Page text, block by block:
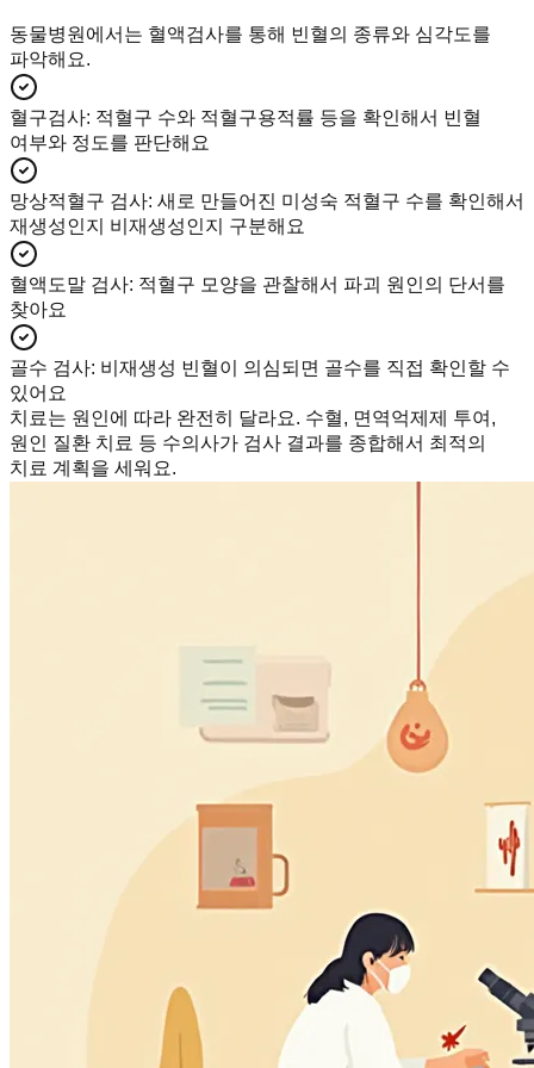
동물병원에서는 혈액검사를 통해 빈혈의 종류와 심각도를
파악해요.
혈구검사: 적혈구 수와 적혈구용적률 등을 확인해서 빈혈
여부와 정도를 판단해요
망상적혈구 검사: 새로 만들어진 미성숙 적혈구 수를 확인해서
재생성인지 비재생성인지 구분해요
혈액도말 검사: 적혈구 모양을 관찰해서 파괴 원인의 단서를
찾아요
골수 검사: 비재생성 빈혈이 의심되면 골수를 직접 확인할 수
있어요
치료는 원인에 따라 완전히 달라요. 수혈, 면역억제제 투여,
원인 질환 치료 등 수의사가 검사 결과를 종합해서 최적의
치료 계획을 세워요.